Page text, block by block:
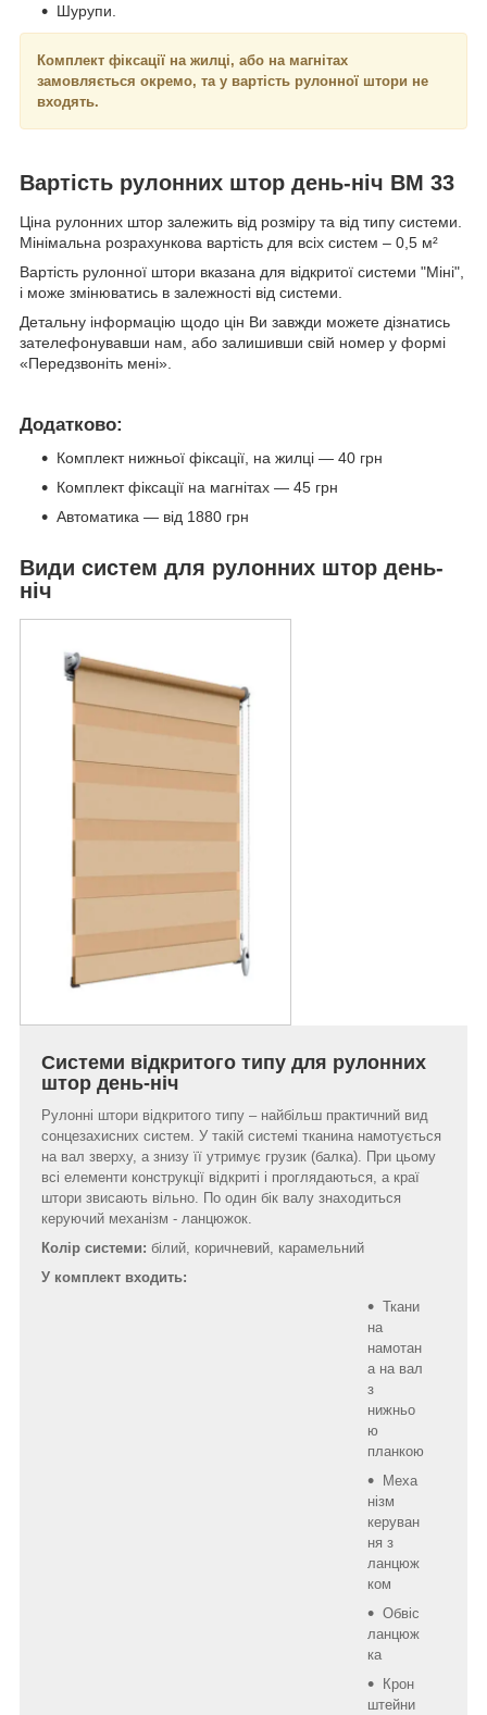
Шурупи.
Комплект фіксації на жилці, або на магнітах
замовляється окремо, та у вартість рулонної штори не
входять.
Вартість рулонних штор день-ніч BM 33
Ціна рулонних штор залежить від розміру та від типу системи.
Мінімальна розрахункова вартість для всіх систем – 0,5 м²
Вартість рулонної штори вказана для відкритої системи "Міні",
і може змінюватись в залежності від системи.
Детальну інформацію щодо цін Ви завжди можете дізнатись
зателефонувавши нам, або залишивши свій номер у формі
«Передзвоніть мені».
Додатково:
Комплект нижньої фіксації, на жилці — 40 грн
Комплект фіксації на магнітах — 45 грн
Автоматика — від 1880 грн
Види систем для рулонних штор день-
ніч
Системи відкритого типу для рулонних
штор день-ніч
Рулонні штори відкритого типу – найбільш практичний вид
сонцезахисних систем. У такій системі тканина намотується
на вал зверху, а знизу її утримує грузик (балка). При цьому
всі елементи конструкції відкриті і проглядаються, а краї
штори звисають вільно. По один бік валу знаходиться
керуючий механізм - ланцюжок.
Колір системи: білий, коричневий, карамельний
У комплект входить:
Ткани
на
намотан
а на вал
з
нижньо
ю
планкою
Меха
нізм
керуван
ня з
ланцюж
ком
Обвіс
ланцюж
ка
Крон
штейни